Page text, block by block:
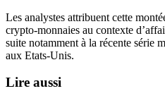
Les analystes attribuent cette
crypto-monnaies au contexte
suite notamment à la récente série
aux Etats-Unis.
Lire aussi